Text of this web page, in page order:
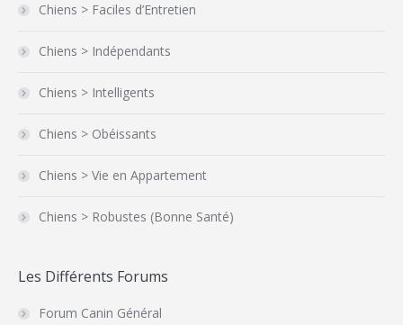
Chiens > Faciles d’Entretien
Chiens > Indépendants
Chiens > Intelligents
Chiens > Obéissants
Chiens > Vie en Appartement
Chiens > Robustes (Bonne Santé)
Les Différents Forums
Forum Canin Général